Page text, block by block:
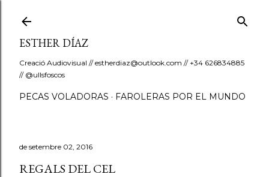
ESTHER DÍAZ
Creació Audiovisual // estherdiaz@outlook.com // +34 626834885
// @ullsfoscos
PECAS VOLADORAS FAROLERAS POR EL MUNDO
de setembre 02, 2016
REGALS DEL CEL